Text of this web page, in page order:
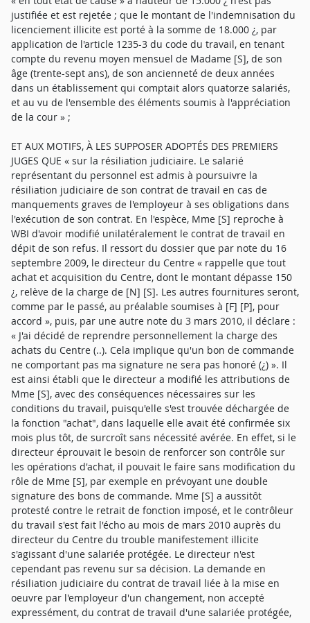
ET AUX MOTIFS, À LES SUPPOSER ADOPTÉS DES PREMIERS
JUGES QUE « sur la résiliation judiciaire. Le salarié
représentant du personnel est admis à poursuivre la
résiliation judiciaire de son contrat de travail en cas de
manquements graves de l'employeur à ses obligations dans
l'exécution de son contrat. En l'espèce, Mme [S] reproche à
WBI d'avoir modifié unilatéralement le contrat de travail en
dépit de son refus. Il ressort du dossier que par note du 16
septembre 2009, le directeur du Centre « rappelle que tout
achat et acquisition du Centre, dont le montant dépasse 150
¿, relève de la charge de [N] [S]. Les autres fournitures seront,
comme par le passé, au préalable soumises à [F] [P], pour
accord », puis, par une autre note du 3 mars 2010, il déclare :
« J'ai décidé de reprendre personnellement la charge des
achats du Centre (..). Cela implique qu'un bon de commande
ne comportant pas ma signature ne sera pas honoré (¿) ». Il
est ainsi établi que le directeur a modifié les attributions de
Mme [S], avec des conséquences nécessaires sur les
conditions du travail, puisqu'elle s'est trouvée déchargée de
la fonction "achat", dans laquelle elle avait été confirmée six
mois plus tôt, de surcroît sans nécessité avérée. En effet, si le
directeur éprouvait le besoin de renforcer son contrôle sur
les opérations d'achat, il pouvait le faire sans modification du
rôle de Mme [S], par exemple en prévoyant une double
signature des bons de commande. Mme [S] a aussitôt
protesté contre le retrait de fonction imposé, et le contrôleur
du travail s'est fait l'écho au mois de mars 2010 auprès du
directeur du Centre du trouble manifestement illicite
s'agissant d'une salariée protégée. Le directeur n'est
cependant pas revenu sur sa décision. La demande en
résiliation judiciaire du contrat de travail liée à la mise en
oeuvre par l'employeur d'un changement, non accepté
expressément, du contrat de travail d'une salariée protégée,